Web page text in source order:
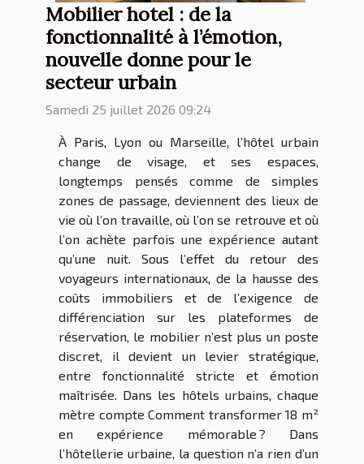
Mobilier hotel : de la
fonctionnalité à l’émotion,
nouvelle donne pour le
secteur urbain
Samedi 25 juillet 2026 09:24
À Paris, Lyon ou Marseille, l’hôtel urbain
change de visage, et ses espaces,
longtemps pensés comme de simples
zones de passage, deviennent des lieux de
vie où l’on travaille, où l’on se retrouve et où
l’on achète parfois une expérience autant
qu’une nuit. Sous l’effet du retour des
voyageurs internationaux, de la hausse des
coûts immobiliers et de l’exigence de
différenciation sur les plateformes de
réservation, le mobilier n’est plus un poste
discret, il devient un levier stratégique,
entre fonctionnalité stricte et émotion
maîtrisée. Dans les hôtels urbains, chaque
mètre compte Comment transformer 18 m²
en expérience mémorable ? Dans
l’hôtellerie urbaine, la question n’a rien d’un